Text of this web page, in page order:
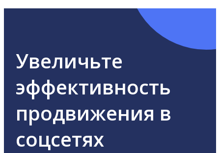
Увеличьте
эффективность
продвижения в
соцсетях